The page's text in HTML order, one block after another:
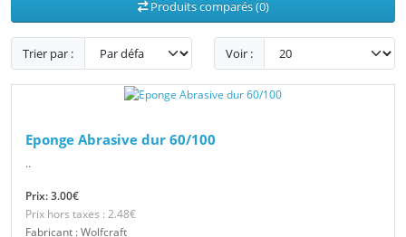
Produits comparés (0)
Trier par : Voir :
Eponge Abrasive dur 60/100
..
Prix: 3.00€
Prix hors taxes : 2.48€
Fabricant : Wolfcraft